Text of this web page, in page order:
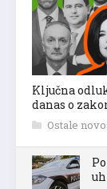
Ključna
danas o
Ostale